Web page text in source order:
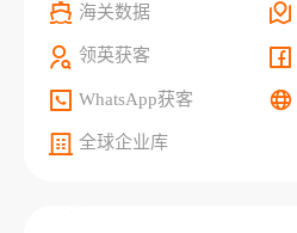
海关数据
领英获客
WhatsApp获客
全球企业库